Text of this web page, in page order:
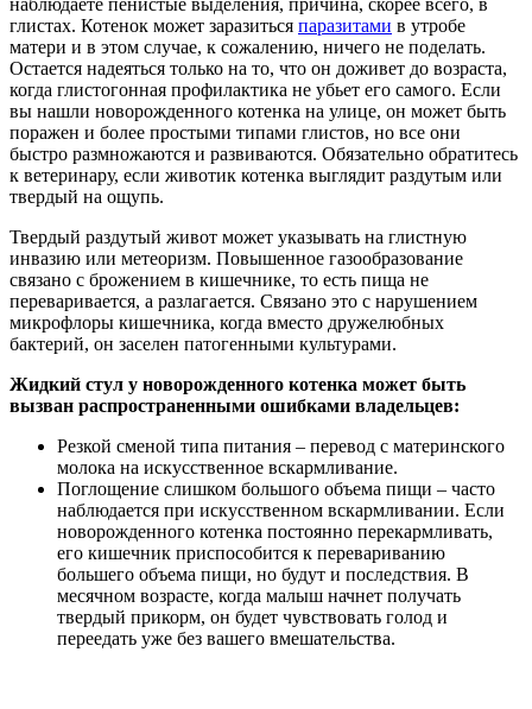
наблюдаете пенистые выделения, причина, скорее всего, в
глистах. Котенок может заразиться паразитами в утробе
матери и в этом случае, к сожалению, ничего не поделать.
Остается надеяться только на то, что он доживет до возраста,
когда глистогонная профилактика не убьет его самого. Если
вы нашли новорожденного котенка на улице, он может быть
поражен и более простыми типами глистов, но все они
быстро размножаются и развиваются. Обязательно обратитесь
к ветеринару, если животик котенка выглядит раздутым или
твердый на ощупь.
Твердый раздутый живот может указывать на глистную
инвазию или метеоризм. Повышенное газообразование
связано с брожением в кишечнике, то есть пища не
переваривается, а разлагается. Связано это с нарушением
микрофлоры кишечника, когда вместо дружелюбных
бактерий, он заселен патогенными культурами.
Жидкий стул у новорожденного котенка может быть
вызван распространенными ошибками владельцев:
Резкой сменой типа питания – перевод с материнского
молока на искусственное вскармливание.
Поглощение слишком большого объема пищи – часто
наблюдается при искусственном вскармливании. Если
новорожденного котенка постоянно перекармливать,
его кишечник приспособится к перевариванию
большего объема пищи, но будут и последствия. В
месячном возрасте, когда малыш начнет получать
твердый прикорм, он будет чувствовать голод и
переедать уже без вашего вмешательства.